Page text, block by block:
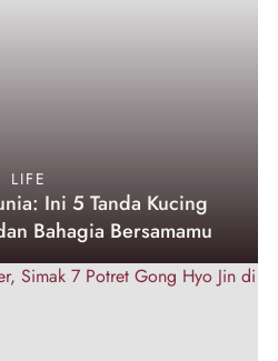
LIFE
Ini 5 Tanda Kucing
Bahagia Bersamamu